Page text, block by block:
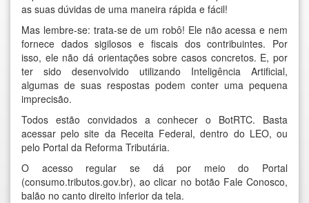
as suas dúvidas de uma maneira rápida e fácil!
Mas lembre-se: trata-se de um robô! Ele não acessa e nem
fornece dados sigilosos e fiscais dos contribuintes. Por
isso, ele não dá orientações sobre casos concretos. E, por
ter sido desenvolvido utilizando Inteligência Artificial,
algumas de suas respostas podem conter uma pequena
imprecisão.
Todos estão convidados a conhecer o BotRTC. Basta
acessar pelo site da Receita Federal, dentro do LEO, ou
pelo Portal da Reforma Tributária.
O acesso regular se dá por meio do Portal
(consumo.tributos.gov.br), ao clicar no botão Fale Conosco,
balão no canto direito inferior da tela.